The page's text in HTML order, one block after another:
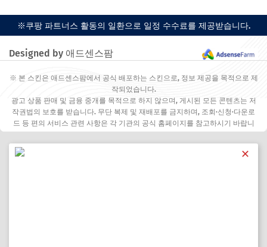
※쿠팡 파트너스 활동의 일환으로 일정 수수료를 제공받습니다.
Designed by 애드센스팜
※ 본 스킨은 애드센스팜에서 공식 배포하는 스킨으로, 정보 제공을 목적으로 제
작되었습니다.
광고 상품 판매 및 금융 중개를 목적으로 하지 않으며, 게시된 모든 콘텐츠는 저
작권법의 보호를 받습니다. 무단 복제 및 재배포를 금지하며, 조회·신청·다운로
드 등 편의 서비스 관련 사항은 각 기관의 공식 홈페이지를 참고하시기 바랍니
✕